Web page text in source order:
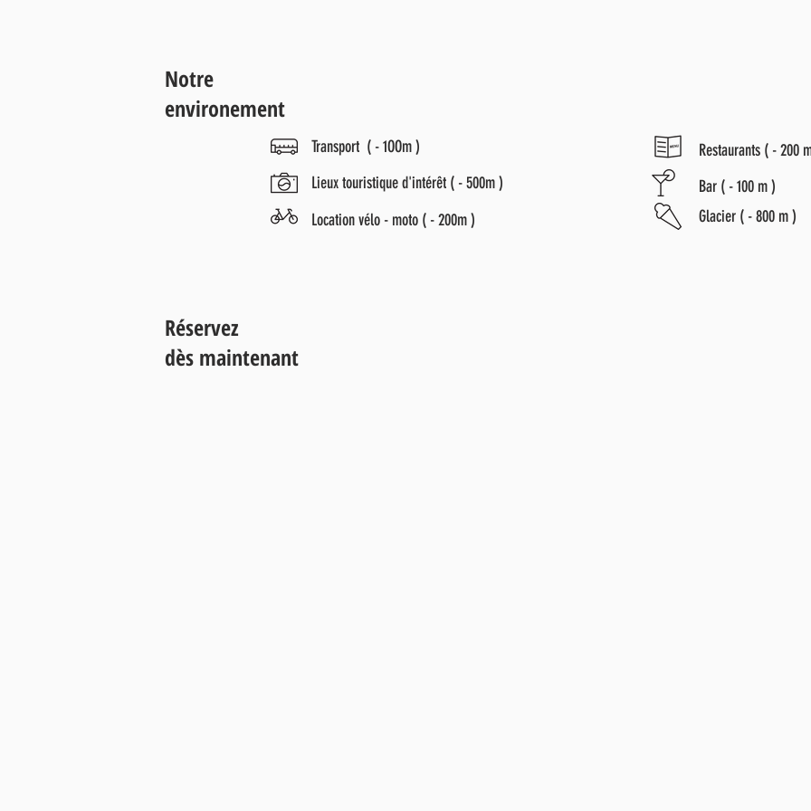
Notre
environement
Transport ( - 1OOm )
Lieux touristique d'intérêt ( - 500m )
Location vélo - moto ( - 200m )
Restaurants ( - 200
Bar ( - 100 m )
Glacier ( - 800 m )
Réservez
dès maintenant